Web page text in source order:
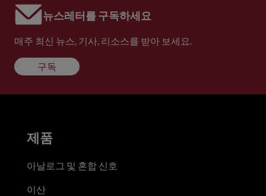
뉴스레터를 구독하세요
매주 최신 뉴스, 기사, 리소스를 받아 보세요.
구독
제품
아날로그 및 혼합 신호
이산